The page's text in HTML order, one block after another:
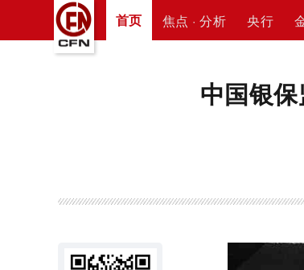
首页 焦点 · 分析 央行
中国银